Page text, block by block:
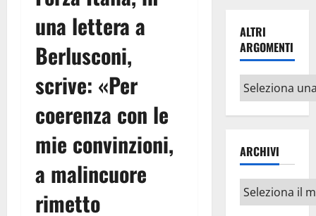
una lettera a
Berlusconi,
scrive: «Per
coerenza con le
mie convinzioni,
a malincuore
rimetto
ALTRI
ARGOMENTI
Altri
argomenti
ARCHIVI
Archivi